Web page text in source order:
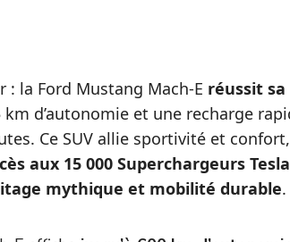
: la Ford Mustang Mach-E réussit
km d’autonomie et une recharge
Ce SUV allie sportivité et
aux 15 000 Superchargeurs Tesla
mythique et mobilité durable.